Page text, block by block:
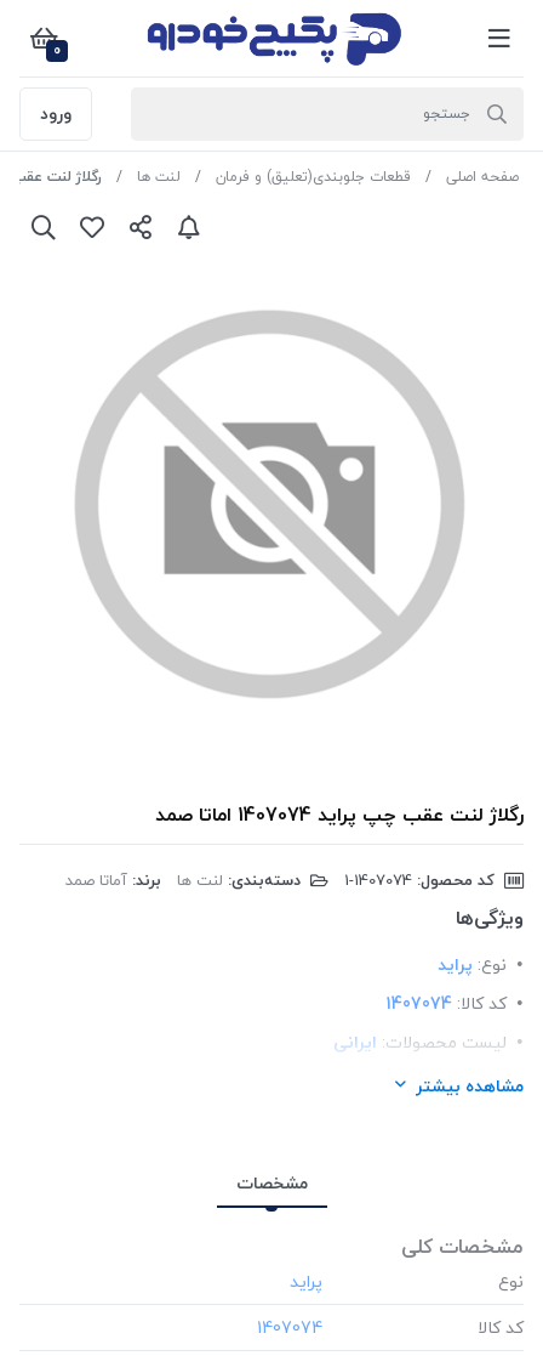
0
ورود
صفحه اصلی قطعات جلوبندی(تعلیق) و فرمان لنت ها رگلاژ لنت عقب چپ پراید
رگلاژ لنت عقب چپ پراید 1407074 اماتا صمد
کد محصول: دسته‌بندی: لنت ها برند: آماتا صمد
ویژگی‌ها
نوع: پراید
کد کالا: 1407074
لیست محصولات: ایرانی
برند:اماتا صمد
مشاهده بیشتر
مشخصات
مشخصات کلی
نوع
کد کالا
‎1407074